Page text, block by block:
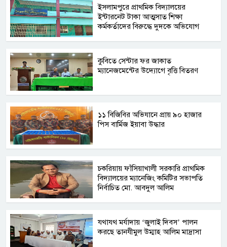
​ইসলামপুরে প্রাথমিক বিদ্যালয়ের
ইন্টারনেট টাকা আত্মসাত শিক্ষা
কর্মকর্তাদের বিরুদ্ধে দুদকে অভিযোগ
কুবিতে সেন্টার ফর জাকাত
ম্যানেজমেন্টের উদ্যোগে বৃত্তি বিতরণ
১১ বিজিবির অভিযানে প্রায় ৯০ হাজার
পিস বার্মিজ ইয়াবা উদ্ধার
চকরিয়ায় ফাঁসিয়াখালী সরকারি প্রাথমিক
বিদ্যালয়ের ম্যানেজিং কমিটির সভাপতি
নির্বাচিত মো. আবদুল আলিম
যথাযথ মর্যাদায় ‘জুলাই দিবস’ পালন
করছে তানযীমুল উম্মাহ আলিম মাদ্রাসা